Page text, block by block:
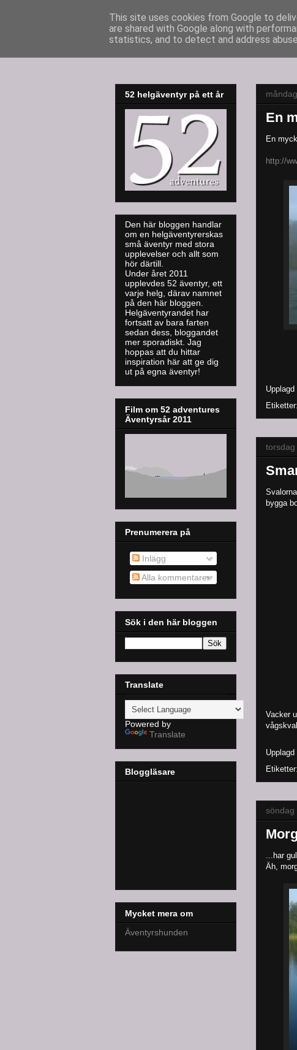
52adventures
En
En
http://
Upplagd
Etiketter:
torsdag
bygga
Vacker
Upplagd
Etiketter:
söndag
...har
Äh,
52 helgäventyr på ett år
Den här bloggen handlar
om en helgäventyrerskas
små äventyr med stora
upplevelser och allt som
hör därtill.
Under året 2011
upplevdes 52 äventyr, ett
varje helg, därav namnet
på den här bloggen.
Helgäventyrandet har
fortsatt av bara farten
sedan dess, bloggandet
mer sporadiskt. Jag
hoppas att du hittar
inspiration här att ge dig
ut på egna äventyr!
Film om 52 adventures
Äventyrsår 2011
Prenumerera på
Inlägg
Alla kommentarer
Sök i den här bloggen
Translate
Powered by
Translate
Bloggläsare
Mycket mera om
Äventyrshunden
This site uses cookies from Google to
are shared with Google along with
statistics, and to detect and address